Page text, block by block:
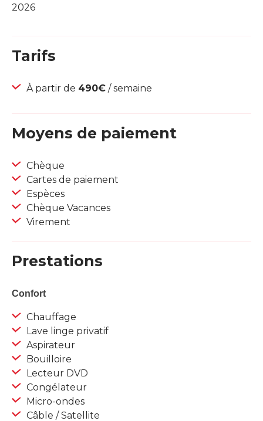
2026
Tarifs
À partir de 490€ / semaine
Moyens de paiement
Chèque
Cartes de paiement
Espèces
Chèque Vacances
Virement
Prestations
Confort
Chauffage
Lave linge privatif
Aspirateur
Bouilloire
Lecteur DVD
Congélateur
Micro-ondes
Câble / Satellite